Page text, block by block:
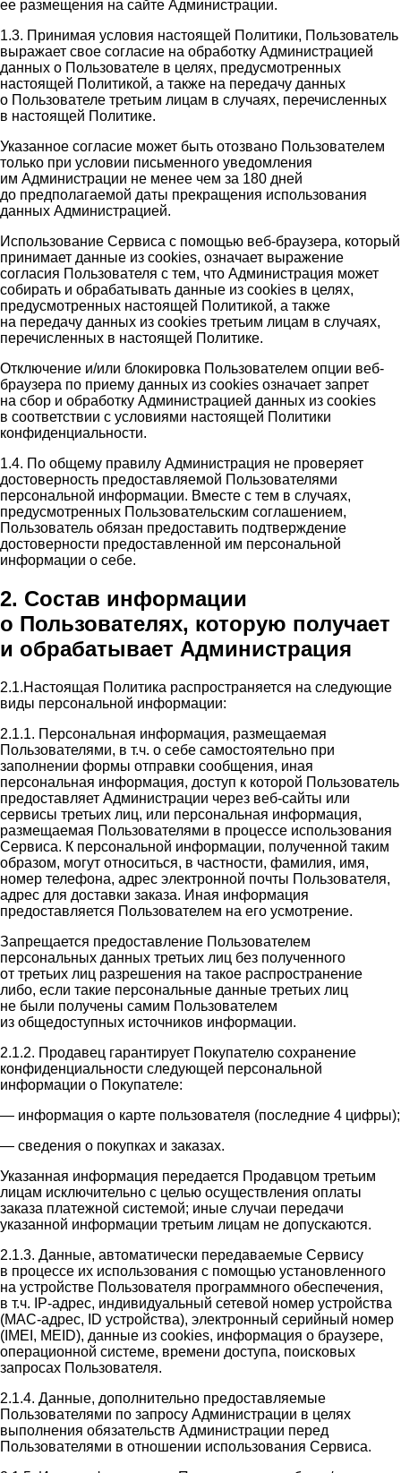
ее размещения на сайте Администрации.
1.3. Принимая условия настоящей Политики, Пользователь
выражает свое согласие на обработку Администрацией
данных о Пользователе в целях, предусмотренных
настоящей Политикой, а также на передачу данных
о Пользователе третьим лицам в случаях, перечисленных
в настоящей Политике.
Указанное согласие может быть отозвано Пользователем
только при условии письменного уведомления
им Администрации не менее чем за 180 дней
до предполагаемой даты прекращения использования
данных Администрацией.
Использование Сервиса с помощью веб-браузера, который
принимает данные из cookies, означает выражение
согласия Пользователя с тем, что Администрация может
собирать и обрабатывать данные из cookies в целях,
предусмотренных настоящей Политикой, а также
на передачу данных из cookies третьим лицам в случаях,
перечисленных в настоящей Политике.
Отключение и/или блокировка Пользователем опции веб-
браузера по приему данных из cookies означает запрет
на сбор и обработку Администрацией данных из cookies
в соответствии с условиями настоящей Политики
конфиденциальности.
1.4. По общему правилу Администрация не проверяет
достоверность предоставляемой Пользователями
персональной информации. Вместе с тем в случаях,
предусмотренных Пользовательским соглашением,
Пользователь обязан предоставить подтверждение
достоверности предоставленной им персональной
информации о себе.
2. Состав информации
о Пользователях, которую получает
и обрабатывает Администрация
2.1.Настоящая Политика распространяется на следующие
виды персональной информации:
2.1.1. Персональная информация, размещаемая
Пользователями, в т.ч. о себе самостоятельно при
заполнении формы отправки сообщения, иная
персональная информация, доступ к которой Пользователь
предоставляет Администрации через веб-сайты или
сервисы третьих лиц, или персональная информация,
размещаемая Пользователями в процессе использования
Сервиса. К персональной информации, полученной таким
образом, могут относиться, в частности, фамилия, имя,
номер телефона, адрес электронной почты Пользователя,
адрес для доставки заказа. Иная информация
предоставляется Пользователем на его усмотрение.
Запрещается предоставление Пользователем
персональных данных третьих лиц без полученного
от третьих лиц разрешения на такое распространение
либо, если такие персональные данные третьих лиц
не были получены самим Пользователем
из общедоступных источников информации.
2.1.2. Продавец гарантирует Покупателю сохранение
конфиденциальности следующей персональной
информации о Покупателе:
— информация о карте пользователя (последние 4 цифры);
— сведения о покупках и заказах.
Указанная информация передается Продавцом третьим
лицам исключительно с целью осуществления оплаты
заказа платежной системой; иные случаи передачи
указанной информации третьим лицам не допускаются.
2.1.3. Данные, автоматически передаваемые Сервису
в процессе их использования с помощью установленного
на устройстве Пользователя программного обеспечения,
в т.ч. IP-адрес, индивидуальный сетевой номер устройства
(MAC-адрес, ID устройства), электронный серийный номер
(IMEI, MEID), данные из cookies, информация о браузере,
операционной системе, времени доступа, поисковых
запросах Пользователя.
2.1.4. Данные, дополнительно предоставляемые
Пользователями по запросу Администрации в целях
выполнения обязательств Администрации перед
Пользователями в отношении использования Сервиса.